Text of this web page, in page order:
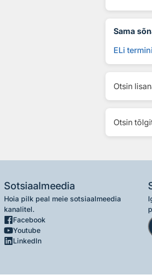
Sama
ELi
Otsin
Otsin
Sotsiaalmeedia
Hoia pilk peal meie sotsiaalmeedia
kanalitel.
Facebook
Youtube
LinkedIn